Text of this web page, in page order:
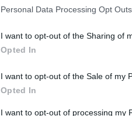
Personal Data Processing Opt Outs
I want to opt-out of the Sharing of
Opted In
I want to opt-out of the Sale of my
Opted In
I want to opt-out of processing my
ΕΝΔΙΑΦΕΡΟΝΤΑ
Ποιοι γιορτάζουν σήμερα 6
Αυγούστου